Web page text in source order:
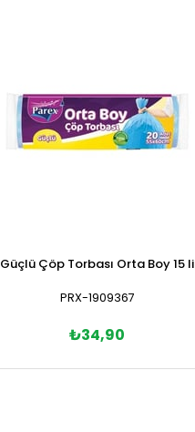
Güçlü Çöp Torbası Orta Boy 15 li
PRX-1909367
₺34,90